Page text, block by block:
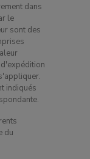
dans
le
sont des
indiqués
du